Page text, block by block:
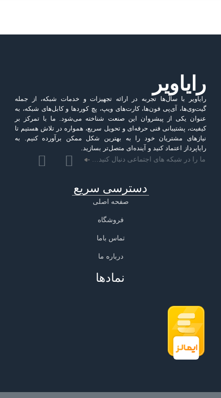
رایاویر
رایاویر با سال‌ها تجربه در ارائه تجهیزات و خدمات شبکه، از جمله
گیت‌وی‌ها، آی‌پی فون‌ها، کارت‌های ویپ، پچ کوردها و کابل‌های شبکه، به
عنوان یکی از پیشروان این صنعت شناخته می‌شود. ما با تمرکز بر
کیفیت، پشتیبانی فنی حرفه‌ای و تحویل سریع، همواره در تلاش هستیم تا
نیازهای مشتریان خود را به بهترین شکل ممکن برآورده کنیم. به
رایاپرداز اعتماد کنید و آینده‌ای متصل‌تر بسازید.
ما را در شبکه های اجتماعی دنبال کنید…
دسترسی سریع
صفحه اصلی
فروشگاه
تماس باما
درباره ما
نمادها